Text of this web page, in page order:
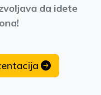
da idete